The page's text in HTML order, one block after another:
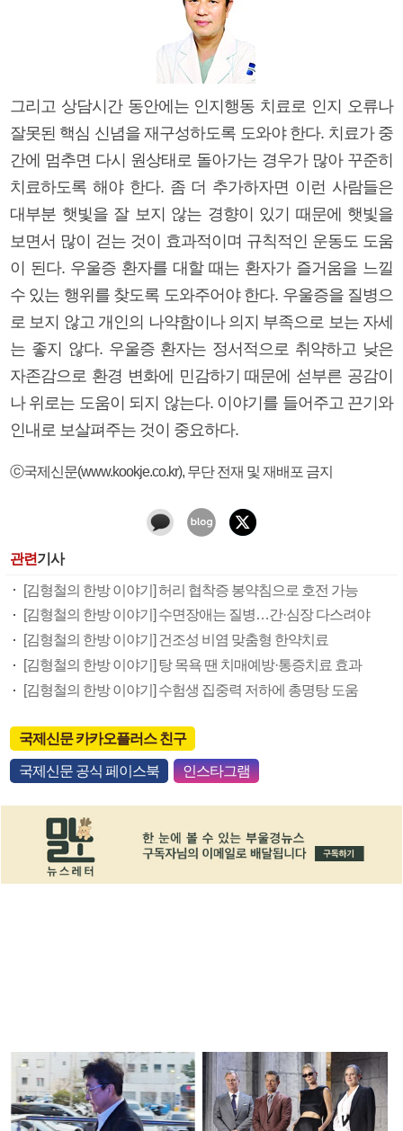
그리고 상담시간 동안에는 인지행동 치료로 인지 오류나
잘못된 핵심 신념을 재구성하도록 도와야 한다. 치료가 중
간에 멈추면 다시 원상태로 돌아가는 경우가 많아 꾸준히
치료하도록 해야 한다. 좀 더 추가하자면 이런 사람들은
대부분 햇빛을 잘 보지 않는 경향이 있기 때문에 햇빛을
보면서 많이 걷는 것이 효과적이며 규칙적인 운동도 도움
이 된다. 우울증 환자를 대할 때는 환자가 즐거움을 느낄
수 있는 행위를 찾도록 도와주어야 한다. 우울증을 질병으
로 보지 않고 개인의 나약함이나 의지 부족으로 보는 자세
는 좋지 않다. 우울증 환자는 정서적으로 취약하고 낮은
자존감으로 환경 변화에 민감하기 때문에 섣부른 공감이
나 위로는 도움이 되지 않는다. 이야기를 들어주고 끈기와
인내로 보살펴주는 것이 중요하다.
ⓒ국제신문(www.kookje.co.kr), 무단 전재 및 재배포 금지
관련기사
[김형철의 한방 이야기] 허리 협착증 봉약침으로 호전 가능
[김형철의 한방 이야기] 수면장애는 질병…간·심장 다스려야
[김형철의 한방 이야기] 건조성 비염 맞춤형 한약치료
[김형철의 한방 이야기] 탕 목욕 땐 치매예방·통증치료 효과
[김형철의 한방 이야기] 수험생 집중력 저하에 총명탕 도움
국제신문 카카오플러스 친구
국제신문 공식 페이스북 인스타그램